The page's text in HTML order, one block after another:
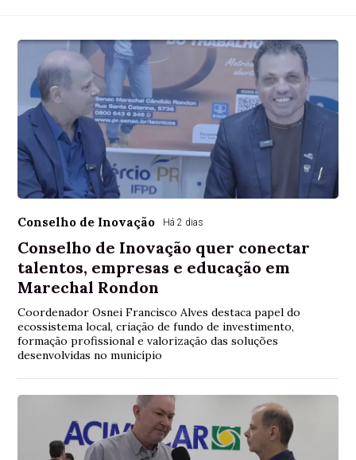
Conselho de Inovação Há 2 dias
Conselho de Inovação quer conectar
talentos, empresas e educação em
Marechal Rondon
Coordenador Osnei Francisco Alves destaca papel do
ecossistema local, criação de fundo de investimento,
formação profissional e valorização das soluções
desenvolvidas no município